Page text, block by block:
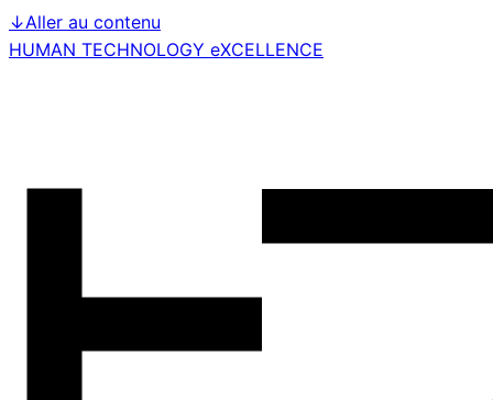
↓Aller au contenu
HUMAN TECHNOLOGY eXCELLENCE